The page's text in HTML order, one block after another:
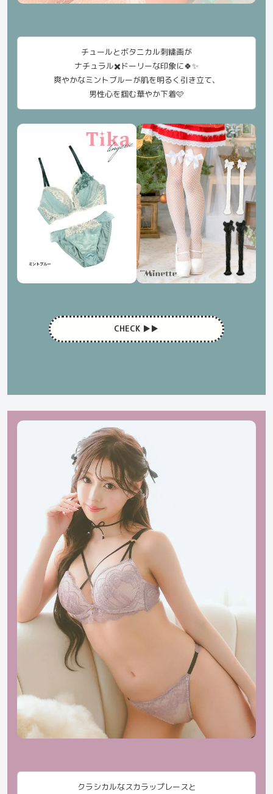
チュールとボタニカル刺繍画が
ナチュラル✖️ドーリーな印象に🍀✨
爽やかなミントブルーが肌を明るく引き立て、
男性心を掴む華やか下着🩷
CHECK ▶︎▶︎
クラシカルなスカラップレースと